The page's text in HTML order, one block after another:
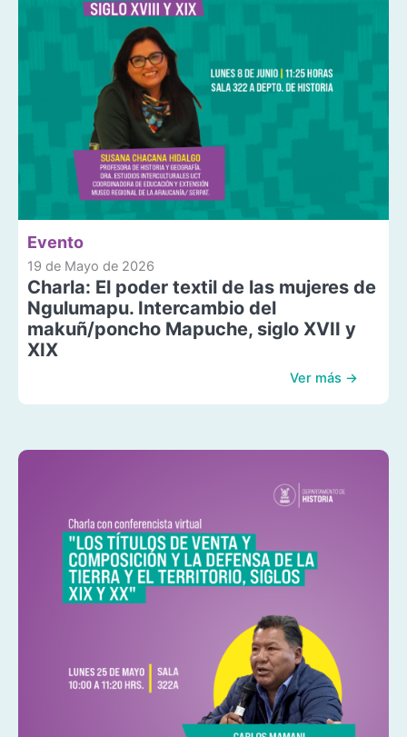
Evento
19 de Mayo de 2026
Charla: El poder textil de las mujeres de
Ngulumapu. Intercambio del
makuñ/poncho Mapuche, siglo XVII y
XIX
Ver más →